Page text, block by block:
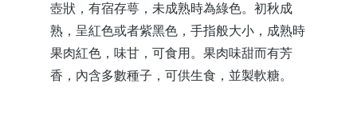
壺狀，有宿存萼，未成熟時為綠色。初秋成
熟，呈紅色或者紫黑色，手指般大小，成熟時
果肉紅色，味甘，可食用。果肉味甜而有芳
香，內含多數種子，可供生食，並製軟糖。